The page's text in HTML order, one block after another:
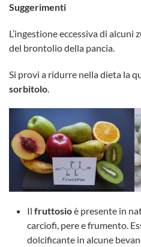
Suggerimenti
L’ingestione eccessiva di alcuni
del brontolio della pancia.
Si provi a ridurre nella dieta la
sorbitolo
Il fruttosioè presente in
carciofi, pere e frumento.
dolcificante in alcune